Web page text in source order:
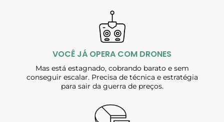
VOCÊ JÁ OPERA COM DRONES
Mas está estagnado, cobrando barato e sem
conseguir escalar. Precisa de técnica e estratégia
para sair da guerra de preços.